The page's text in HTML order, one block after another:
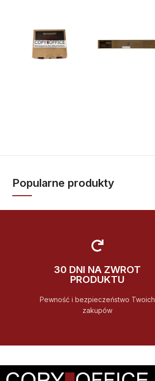
Popularne produkty
30 DNI NA ZWROT
PRODUKTU
Pewność i bezpieczeństwo Twoich
zakupów